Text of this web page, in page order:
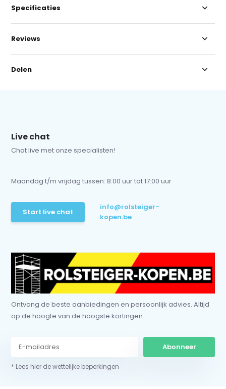
Specificaties
Reviews
Delen
Live chat
Chat live met onze specialisten!
Maandag t/m vrijdag tussen: 8:00 uur tot 17:00 uur
Start live chat
info@rolsteiger-
kopen.be
Ontvang de beste aanbiedingen en persoonlijk advies. Altijd
op de hoogte van de hoogste kortingen
Abonneer
* Lees hier de wettelijke beperkingen